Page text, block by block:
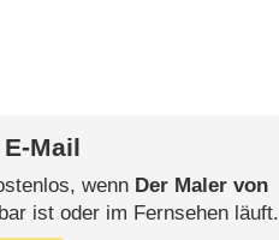
E-Mail
wenn Der Maler von
ist oder im Fernsehen läuft.